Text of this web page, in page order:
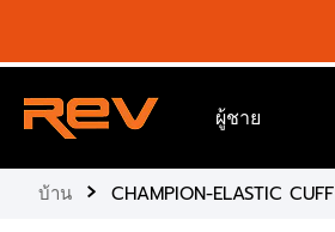
เนื้อหา
ผู้ชาย
บ้าน › CHAMPION-ELASTIC